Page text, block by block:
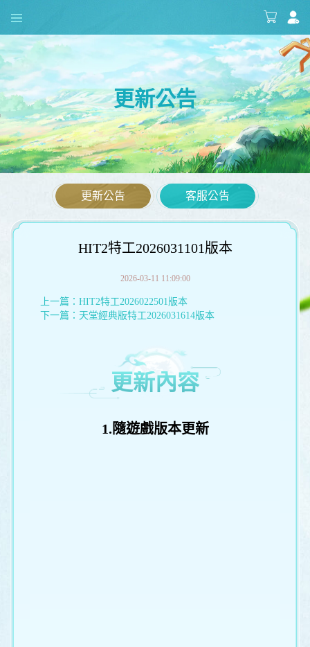
更新公告
更新公告 客服公告
HIT2特工2026031101版本
2026-03-11 11:09:00
上一篇： HIT2特工2026022501版本
下一篇： 天堂經典版特工2026031614版本
更新內容
1.隨遊戲版本更新